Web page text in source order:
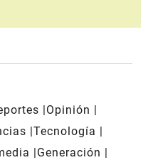
Opinión
Tecnología
Generación